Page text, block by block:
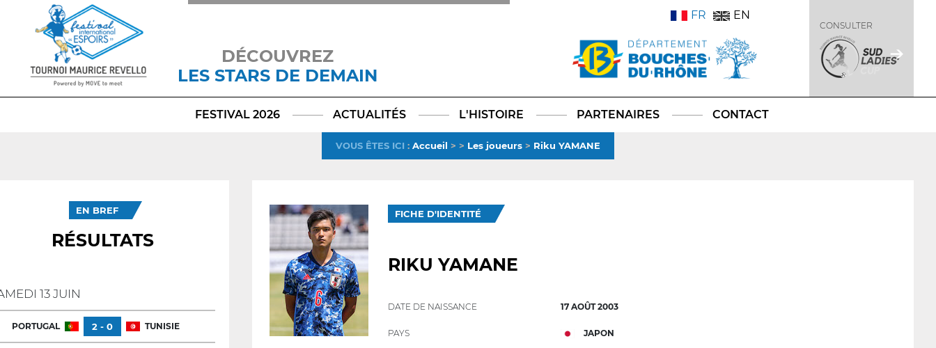
DÉCOUVREZ
LES STARS DE DEMAIN
TikTokLinkedIn
X
FR EN
CONSULTER
FESTIVAL 2026 ACTUALITÉS L'HISTOIRE PARTENAIRES CONTACT
VOUS ÊTES ICI : Accueil > > Les joueurs > Riku YAMANE
EN BREF
RÉSULTATS
13 JUIN
PORTUGAL 2 - 0 TUNISIE
FICHE D'IDENTITÉ
RIKU YAMANE
DATE DE NAISSANCE 17 AOÛT 2003
PAYS JAPON